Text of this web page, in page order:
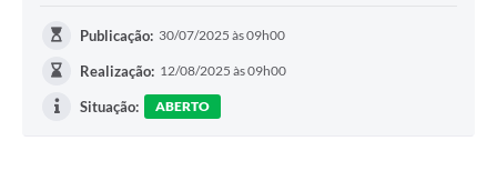
Publicação: 30/07/2025 às 09h00
Realização: 12/08/2025 às 09h00
Situação: ABERTO